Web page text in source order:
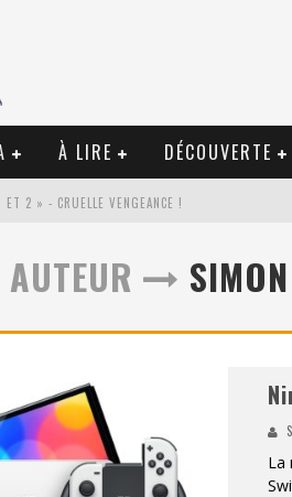
À LIRE DÉCOUVERTE
2 » - CRUELLE VENGEANCE !
UN PROJET !
«
LE BÉTON ET LE BAMBOU / PROPOSITIONS POUR MAYOTTE ET LE MONDE. » - AMÉLIORATIONS !
LES RIVES DE L’AAR
DES EXPRESSIONS PRATIQUES !
AUTEUR
La